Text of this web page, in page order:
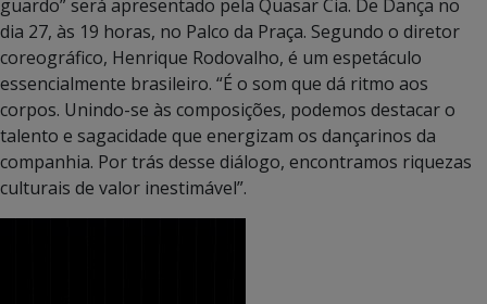
guardo” será apresentado pela Quasar Cia. De Dança no
dia 27, às 19 horas, no Palco da Praça. Segundo o diretor
coreográfico, Henrique Rodovalho, é um espetáculo
essencialmente brasileiro. “É o som que dá ritmo aos
corpos. Unindo-se às composições, podemos destacar o
talento e sagacidade que energizam os dançarinos da
companhia. Por trás desse diálogo, encontramos riquezas
culturais de valor inestimável”.